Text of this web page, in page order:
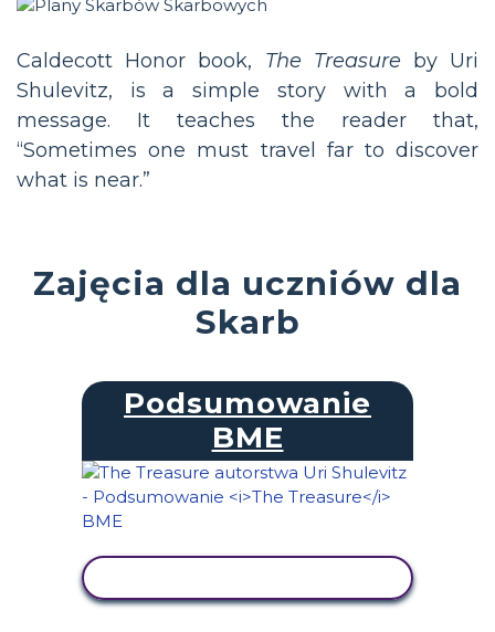
Caldecott Honor book, The Treasure by Uri
Shulevitz, is a simple story with a bold
message. It teaches the reader that,
“Sometimes one must travel far to discover
what is near.”
Zajęcia dla uczniów dla
Skarb
Podsumowanie
BME